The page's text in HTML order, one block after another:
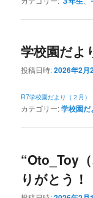
学校園だよ
投稿日時:2026年2月
R7学校園だより（２月）
カテゴリー:学校園だ
“Oto_Toy
りがとう！